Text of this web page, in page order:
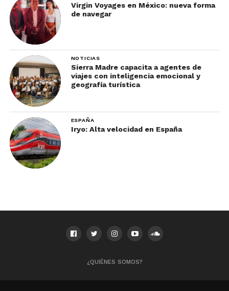
Virgin Voyages en México: nueva forma
de navegar
NOTICIAS
Sierra Madre capacita a agentes de
viajes con inteligencia emocional y
geografía turística
ESPAÑA
Iryo: Alta velocidad en España
¿QUIÉNES SOMOS?